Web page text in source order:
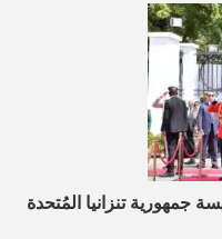
جمهورية تنزانيا المُتحدة